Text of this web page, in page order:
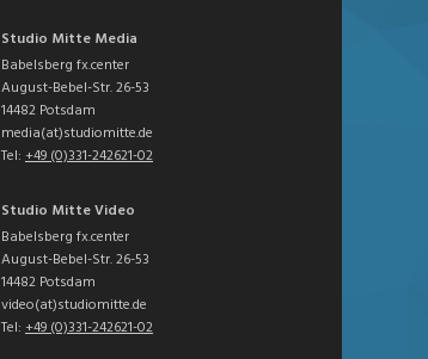
Studio Mitte Media
Babelsberg fx.center
August-Bebel-Str. 26-53
14482 Potsdam
media(at)studiomitte.de
Tel: +49 (0)331-242621-02
Studio Mitte Video
Babelsberg fx.center
August-Bebel-Str. 26-53
14482 Potsdam
video(at)studiomitte.de
Tel: +49 (0)331-242621-02